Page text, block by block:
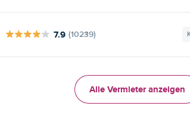
7.9 (10239)
Alle Vermieter anzeigen